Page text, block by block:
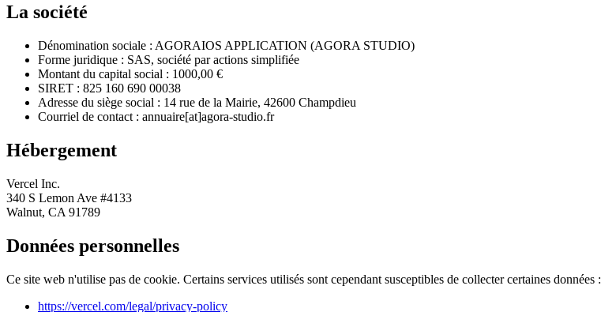
La société
Dénomination sociale : AGORAIOS APPLICATION (AGORA STUDIO)
Forme juridique : SAS, société par actions simplifiée
Montant du capital social : 1000,00 €
SIRET : 825 160 690 00038
Adresse du siège social : 14 rue de la Mairie, 42600 Champdieu
Courriel de contact : annuaire[at]agora-studio.fr
Hébergement
Vercel Inc.
340 S Lemon Ave #4133
Walnut, CA 91789
Données personnelles
Ce site web n'utilise pas de cookie. Certains services utilisés sont cependant susceptibles de collecter certaines données :
https://vercel.com/legal/privacy-policy